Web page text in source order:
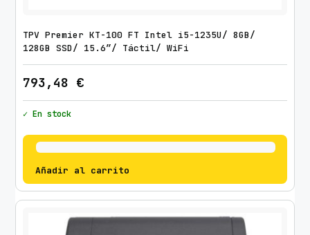
TPV Premier KT-100 FT Intel i5-1235U/ 8GB/
128GB SSD/ 15.6″/ Táctil/ WiFi
793,48 €
✓ En stock
Añadir al carrito